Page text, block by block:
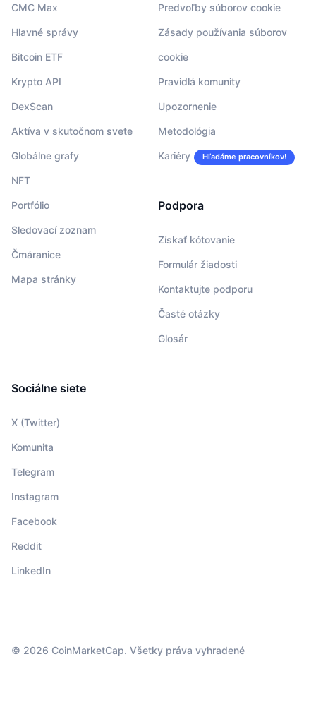
CMC Max
Hlavné správy
Bitcoin ETF
Krypto API
DexScan
Aktíva v skutočnom svete
Globálne grafy
NFT
Portfólio
Sledovací zoznam
Čmáranice
Mapa stránky
Predvoľby súborov cookie
Zásady používania súborov
cookie
Pravidlá komunity
Upozornenie
Metodológia
Kariéry Hľadáme pracovníkov!
Podpora
Získať kótovanie
Formulár žiadosti
Kontaktujte podporu
Časté otázky
Glosár
Sociálne siete
X (Twitter)
Komunita
Telegram
Instagram
Facebook
Reddit
LinkedIn
© 2026 CoinMarketCap. Všetky práva vyhradené